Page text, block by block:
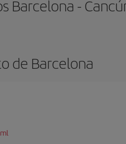
Barcelona -
de Barcelona